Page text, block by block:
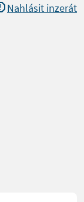
Nahlásit inzerát